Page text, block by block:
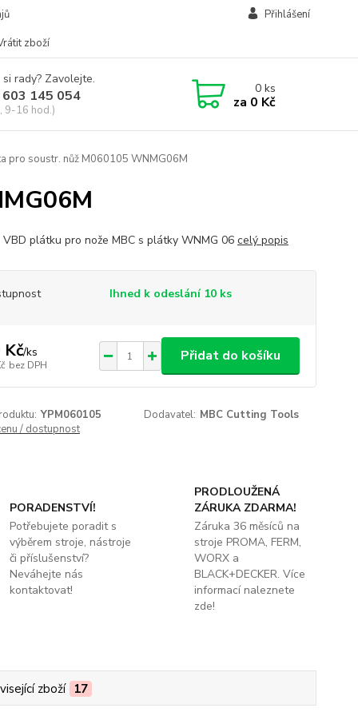
zboží
Přihlášení
rady? Zavolejte.
145 054
9-16 hod.)
0ks
za 0 Kč
pro soustr. nůž M060105 WNMG06M
VBD plátku pro nože MBC s plátky WNMG 06 celý popis
Ihned k odeslání 10 ks
Kč/ks
bez DPH
Přidat do košíku
YPM060105 Dodavatel: MBC Cutting Tools
/ dostupnost
PORADENSTVÍ!
Potřebujete poradit s
výběrem stroje, nástroje
či příslušenství?
Neváhejte nás
kontaktovat!
PRODLOUŽENÁ
ZÁRUKA ZDARMA!
Záruka 36 měsíců na
stroje PROMA, FERM,
WORX a
BLACK+DECKER. Více
informací naleznete
zde!
zboží 17